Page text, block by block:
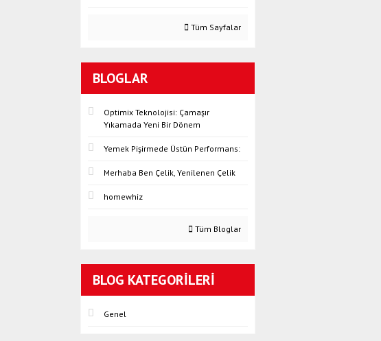
Tüm Sayfalar
BLOGLAR
Optimix Teknolojisi: Çamaşır
Yıkamada Yeni Bir Dönem
Yemek Pişirmede Üstün Performans:
Merhaba Ben Çelik, Yenilenen Çelik
homewhiz
Tüm Bloglar
BLOG KATEGORILERI
Genel